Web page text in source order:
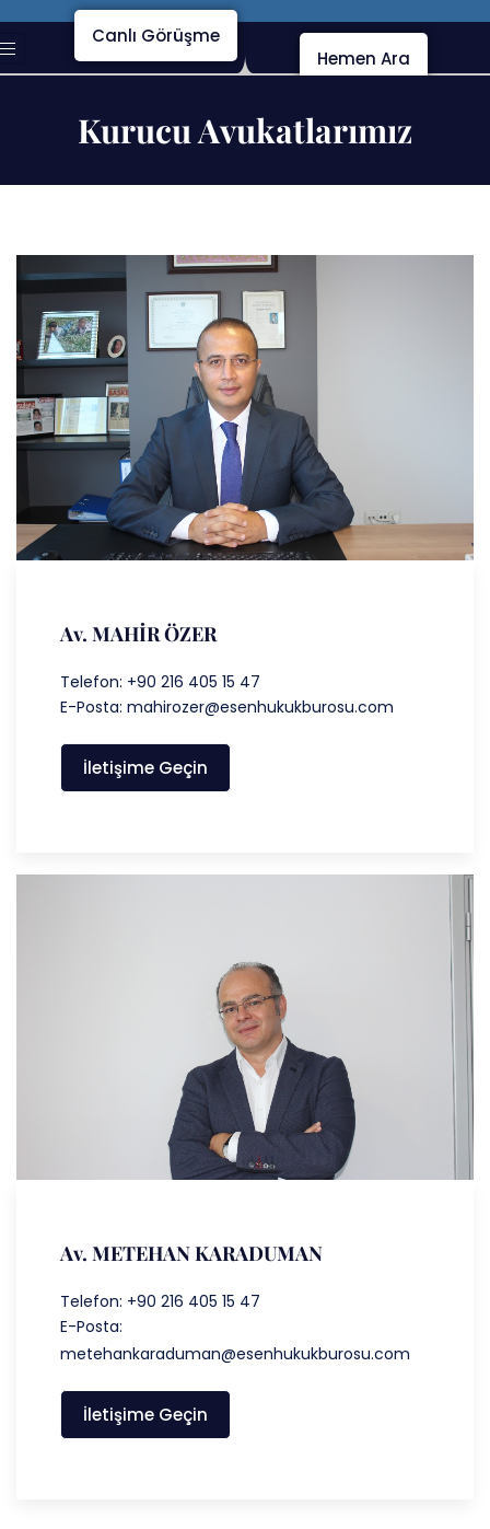
Hemen Ara
Canlı Görüşme
Kurucu Avukatlarımız
Av. MAHİR ÖZER
Telefon: +90 216 405 15 47
E-Posta: mahirozer@esenhukukburosu.com
İletişime Geçin
Av. METEHAN KARADUMAN
Telefon: +90 216 405 15 47
E-Posta:
metehankaraduman@esenhukukburosu.com
İletişime Geçin